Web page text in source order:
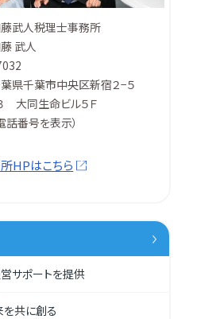
武人税理士事務所
武人
県千葉市中央区新宿２−５
大同生命ビル５Ｆ
話番号を表示）
HPはこちら
サポートを提供
を共に創る